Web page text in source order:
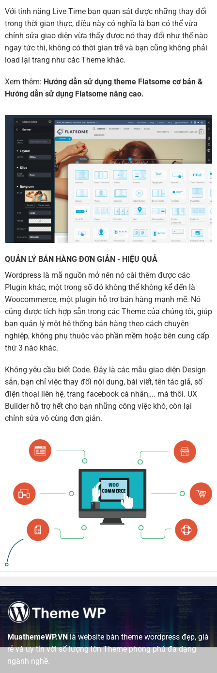
Với tính năng Live Time bạn quan sát được những thay đổi
trong thời gian thực, điều này có nghĩa là bạn có thể vừa
chỉnh sửa giao diện vừa thấy được nó thay đổi như thế nào
ngay tức thì, không có thời gian trễ và bạn cũng không phải
load lại trang như các Theme khác.
Xem thêm: Hướng dẫn sử dụng theme Flatsome cơ bản &
Hướng dẫn sử dụng Flatsome nâng cao.
QUẢN LÝ BÁN HÀNG ĐƠN GIẢN - HIỆU QUẢ
Wordpress là mã nguồn mở nên nó cài thêm được các
Plugin khác, một trong số đó không thể không kể đến là
Woocommerce, một plugin hỗ trợ bán hàng mạnh mẽ. Nó
cũng được tích hợp sẵn trong các Theme của chúng tôi, giúp
bạn quản lý một hệ thống bán hàng theo cách chuyên
nghiệp, không phụ thuộc vào phần mềm hoặc bên cung cấp
thứ 3 nào khác.
Không yêu cầu biết Code. Đây là các mẫu giao diện Design
sẵn, bạn chỉ việc thay đổi nội dung, bài viết, tên tác giả, số
điện thoại liên hệ, trang facebook cá nhân,... mà thôi. UX
Builder hỗ trợ hết cho bạn những công việc khó, còn lại
chỉnh sửa vô cùng đơn giản.
MuathemeWP.VNlà website bán theme wordpress đẹp, giá
rẻ và uy tín với số lượng lớn Theme phong phú đa dạng
ngành nghề.